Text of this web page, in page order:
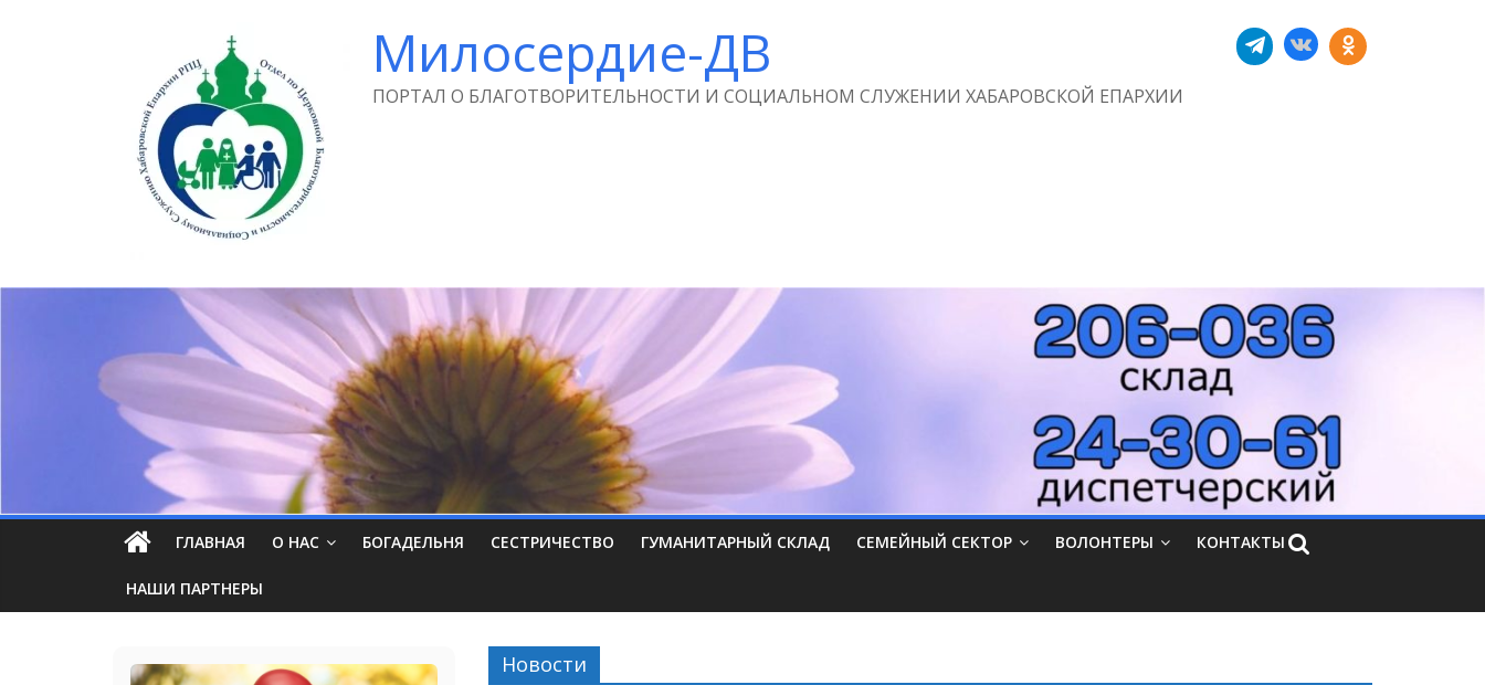
Милосердие-ДВ
ПОРТАЛ О БЛАГОТВОРИТЕЛЬНОСТИ И СОЦИАЛЬНОМ СЛУЖЕНИИ ХАБАРОВСКОЙ ЕПАРХИИ
ГЛАВНАЯ О НАС БОГАДЕЛЬНЯ СЕСТРИЧЕСТВО ГУМАНИТАРНЫЙ СКЛАД СЕМЕЙНЫЙ СЕКТОР ВОЛОНТЕРЫ КОНТАКТЫ
НАШИ ПАРТНЕРЫ
Новости